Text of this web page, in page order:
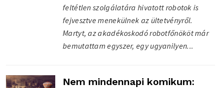
feltétlen szolgálatára hivatott robotok is
fejvesztve menekülnek az ültetvényről.
Martyt, az akadékoskodó robotfőnököt már
bemutattam egyszer, egy ugyanilyen...
Nem mindennapi komikum: